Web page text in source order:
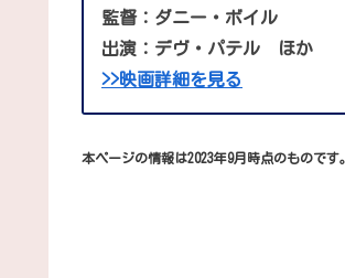
監督：ダニー・ボイル
出演：デヴ・パテル ほか
>>映画詳細を見る
本ページの情報は2023年9月時点のものです